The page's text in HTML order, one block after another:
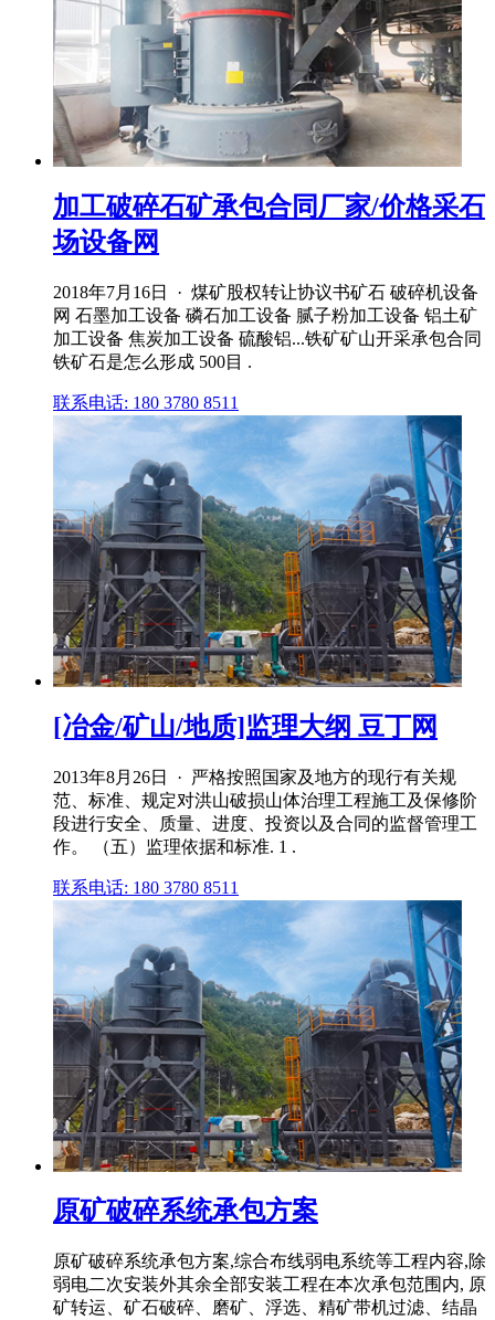
加工破碎石矿承包合同厂家/价格采石
场设备网
2018年7月16日 · 煤矿股权转让协议书矿石 破碎机设备
网 石墨加工设备 磷石加工设备 腻子粉加工设备 铝土矿
加工设备 焦炭加工设备 硫酸铝...铁矿矿山开采承包合同
铁矿石是怎么形成 500目 .
联系电话: 180 3780 8511
[冶金/矿山/地质]监理大纲 豆丁网
2013年8月26日 · 严格按照国家及地方的现行有关规
范、标准、规定对洪山破损山体治理工程施工及保修阶
段进行安全、质量、进度、投资以及合同的监督管理工
作。 （五）监理依据和标准. 1 .
联系电话: 180 3780 8511
原矿破碎系统承包方案
原矿破碎系统承包方案,综合布线弱电系统等工程内容,除
弱电二次安装外其余全部安装工程在本次承包范围内, 原
矿转运、矿石破碎、磨矿、浮选、精矿带机过滤、结晶